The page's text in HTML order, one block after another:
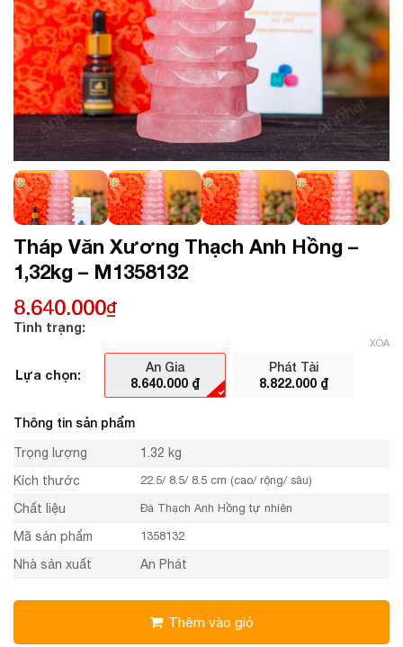
Tháp Văn Xương Thạch Anh Hồng –
1,32kg – M1358132
8.640.000₫
Tình trạng:
Lựa chọn:
An Gia
8.640.000 ₫
Phát Tài
8.822.000 ₫
XÓA
Thông tin sản phẩm
Trọng lượng
1.32 kg
Kích thước
22.5/ 8.5/ 8.5 cm (cao/ rộng/ sâu)
Chất liệu Đá Thạch Anh Hồng tự nhiên
Mã sản phẩm 1358132
Nhà sản xuất An Phát
Thêm vào giỏ